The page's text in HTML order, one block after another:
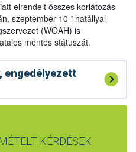
elrendelt összes korlátozás
szeptember 10-i hatállyal
(WOAH) is
mentes státuszát.
engedélyezett
KÉRDÉSEK
körömfájáshoz
(pdf)
(pdf)
(pdf)
(pdf)
(pdf)
(pdf)